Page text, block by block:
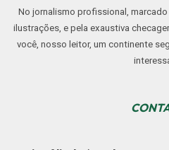
No jornalismo profissional,
ilustrações, e pela exaustiva
você, nosso leitor, um continente